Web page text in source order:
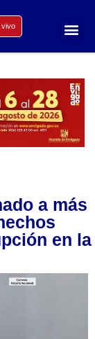
vivo
a más
en la